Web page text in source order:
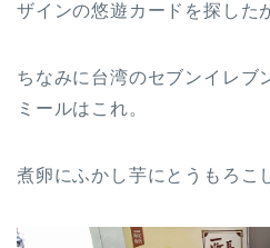
ザインの悠遊カードを探した
ちなみに台湾のセブンイレブ
ミールはこれ。
煮卵にふかし芋にとうもろこ